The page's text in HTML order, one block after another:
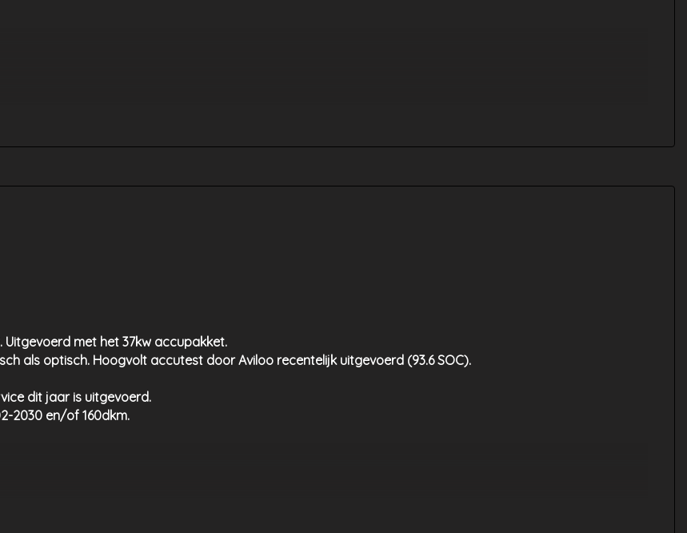
Uitgevoerd met het 37kw accupakket.
als optisch. Hoogvolt accutest door Aviloo recentelijk uitgevoerd (93.6 SOC).
dit jaar is uitgevoerd.
2030 en/of 160dkm.